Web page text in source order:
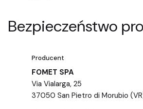
Bezpieczeństwo
Producent
FOMET SPA
Via Vialarga, 25
37050 San Pietro di Morubio